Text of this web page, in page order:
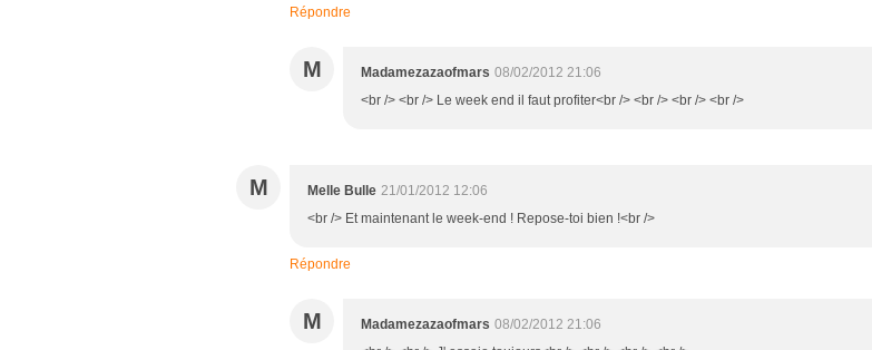
Répondre
M Madamezazaofmars 08/02/2012 21:06
<br /> <br /> Le week end il faut profiter<br /> <br /> <br /> <br />
M Melle Bulle 21/01/2012 12:06
<br /> Et maintenant le week-end ! Repose-toi bien !<br />
Répondre
M Madamezazaofmars 08/02/2012 21:06